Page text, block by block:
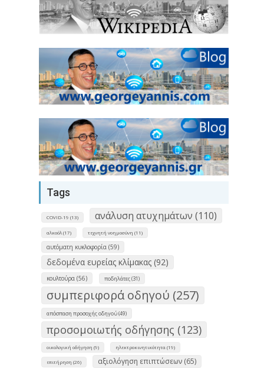
Tags
COVID-19 (13) ανάλυση ατυχημάτων (110)
αλκοόλ (17) τεχνητή νοημοσύνη (11)
αυτόματη κυκλοφορία (59)
δεδομένα ευρείας κλίμακας (92)
κουλτούρα (56) ποδηλάτες (31)
συμπεριφορά οδηγού (257)
απόσπαση προσοχής οδηγού (49)
προσομοιωτής οδήγησης (123)
οικολογική οδήγηση (9) ηλεκτροκινητικότητα (19)
επιτήρηση (26) αξιολόγηση επιπτώσεων (65)